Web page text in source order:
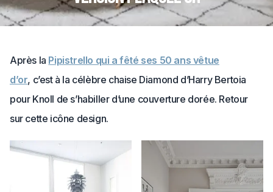
Après la Pipistrello qui a fêté ses 50 ans vêtue
d’or, c’est à la célèbre chaise Diamond d’Harry Bertoia
pour Knoll de s’habiller d’une couverture dorée. Retour
sur cette icône design.